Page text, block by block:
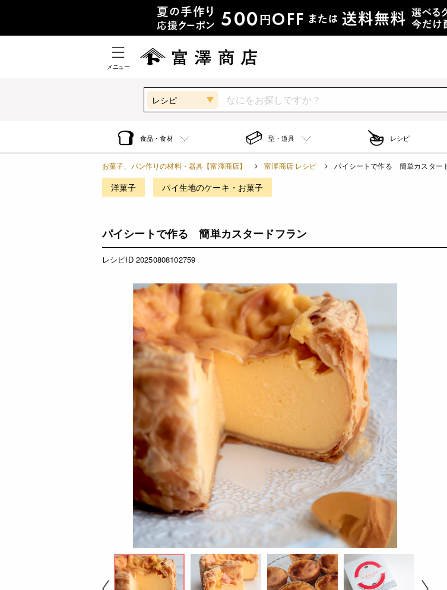
メニュー
レシピ
食品・食材 型・道具 レシピ
お菓子、パン作りの材料・器具【富澤商店】 富澤商店 レシピ パイシートで作る 簡単カスター
洋菓子 パイ生地のケーキ・お菓子
パイシートで作る 簡単カスタードフラン
レシピID 20250808102759